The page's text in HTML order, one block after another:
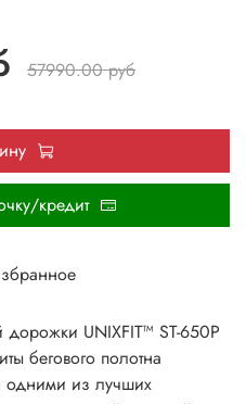
57990.00 руб
кредит
дорожки UNIXFIT™ ST-650P
бегового полотна
одними из лучших